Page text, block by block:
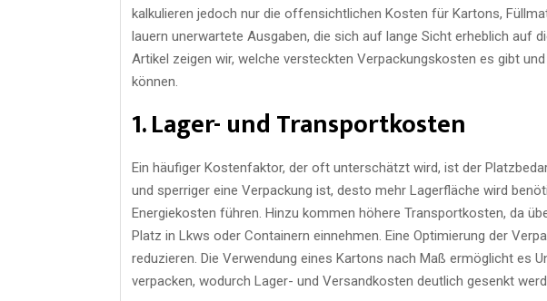
kalkulieren jedoch nur die offensichtlichen Kosten für Kartons,
lauern unerwartete Ausgaben, die sich auf lange Sicht erheblich auf
Artikel zeigen wir, welche versteckten Verpackungskosten es gibt
können.
1. Lager- und Transportkosten
Ein häufiger Kostenfaktor, der oft unterschätzt wird, ist der
und sperriger eine Verpackung ist, desto mehr Lagerfläche wird
Energiekosten führen. Hinzu kommen höhere Transportkosten, da
Platz in Lkws oder Containern einnehmen. Eine Optimierung der
reduzieren. Die Verwendung eines Kartons nach Maß ermöglicht es
verpacken, wodurch Lager- und Versandkosten deutlich gesenkt